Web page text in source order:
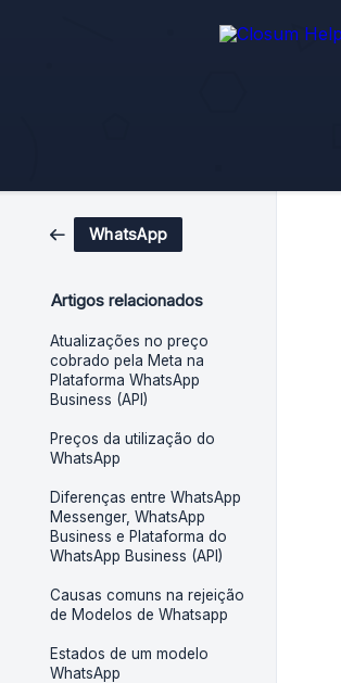
WhatsApp
Artigos relacionados
Atualizações no preço
cobrado pela Meta na
Plataforma WhatsApp
Business (API)
Preços da utilização do
WhatsApp
Diferenças entre WhatsApp
Messenger, WhatsApp
Business e Plataforma do
WhatsApp Business (API)
Causas comuns na rejeição
de Modelos de Whatsapp
Estados de um modelo
WhatsApp